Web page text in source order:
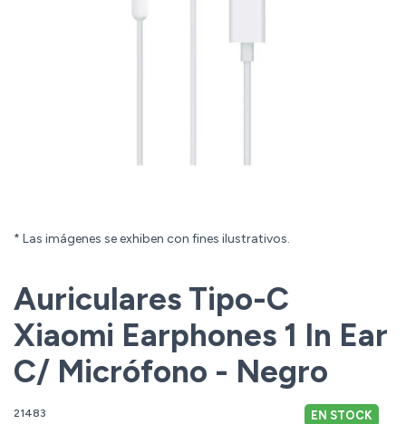
* Las imágenes se exhiben con fines ilustrativos.
Auriculares Tipo-C
Xiaomi Earphones 1 In Ear
C/ Micrófono - Negro
21483 EN STOCK